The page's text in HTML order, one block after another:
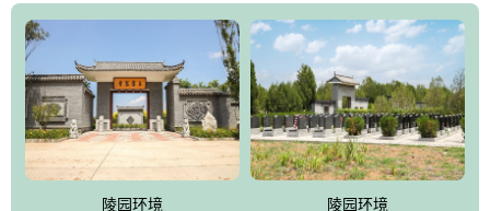
环绕挡住了外界的风吹，流动的生气遇到官厅的水又止住了，正好
符合山环水抱，藏风纳气的要求。中华永久陵园风景庄重典雅、气
势如宏，是华北地区最大的平川式墓园，陵园以皇家建筑风格为载
体吸取现代园林艺术之精华
陵园环境 陵园环境